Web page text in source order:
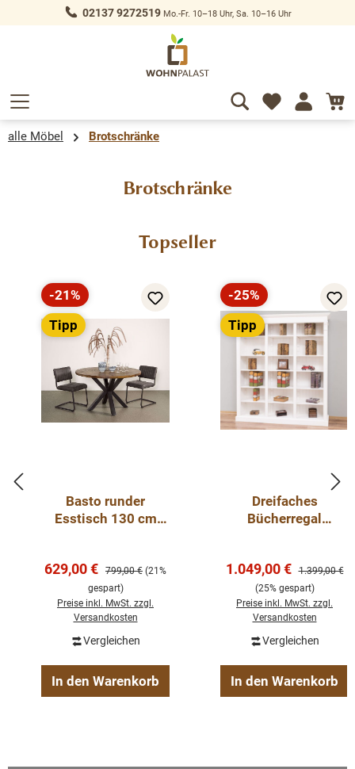
springen 02137 9272519Mo.-Fr. 10–18 Uhr, Sa. 10–16 Uhr
alle Möbel Brotschränke
Brotschränke
Produktgalerie überspringen
Topseller
Rabatt
-21%
Tipp
Basto runder
Esstisch 130 cm
Verkaufspreis:
629,00 € Regulärer Preis:
799,00 € (21%
gespart)
Preise inkl. MwSt. zzgl.
Versandkosten
Vergleichen
In den Warenkorb
Rabatt
-25%
Tipp
Dreifaches
Bücherregal
individuell &
hochwertig weiss
Verkaufspreis:
1.049,00 € Regulärer
1.399,00 €
(25% gespart)
Preise inkl. MwSt. zzgl.
Versandkosten
Vergleichen
In den Warenkorb